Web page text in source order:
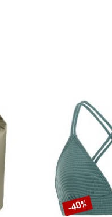
Korting
-40%